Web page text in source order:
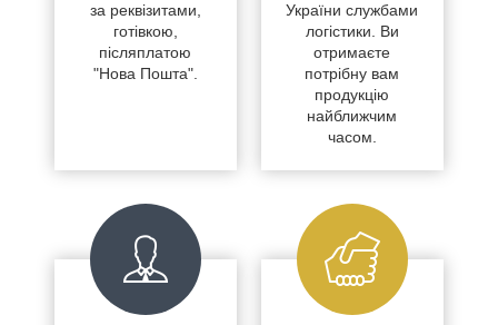
за реквізитами,
готівкою,
післяплатою
"Нова Пошта".
України службами
логістики. Ви
отримаєте
потрібну вам
продукцію
найближчим
часом.